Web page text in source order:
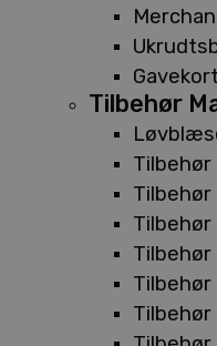
Gavekort
Tilbehør